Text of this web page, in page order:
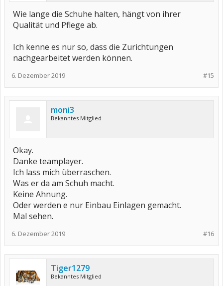
Wie lange die Schuhe halten, hängt von ihrer
Qualität und Pflege ab.
Ich kenne es nur so, dass die Zurichtungen
nachgearbeitet werden können.
#15
6. Dezember 2019
moni3
Bekanntes Mitglied
Okay.
Danke teamplayer.
Ich lass mich überraschen.
Was er da am Schuh macht.
Keine Ahnung.
Oder werden e nur Einbau Einlagen gemacht.
Mal sehen.
#16
6. Dezember 2019
Tiger1279
Bekanntes Mitglied